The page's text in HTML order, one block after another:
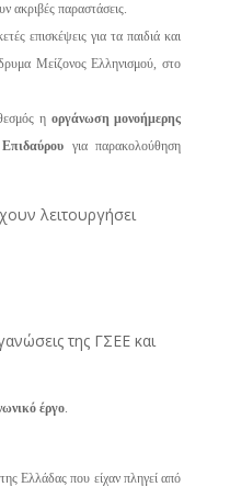
ακριβές παραστάσεις.
επισκέψεις για τα παιδιά και
Μείζονος Ελληνισμού, στο
η οργάνωση μονοήμερης
για παρακολούθηση
λειτουργήσει
της ΓΣΕΕ και
έργο.
Ελλάδας που είχαν πληγεί από